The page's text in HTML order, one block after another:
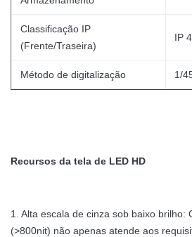
Classificação IP
(Frente/Traseira)
IP
Método de digitalização 1/
Recursos da tela de LED HD
1. Alta escala de cinza sob baixo brilho:
(>800nit) não apenas atende aos